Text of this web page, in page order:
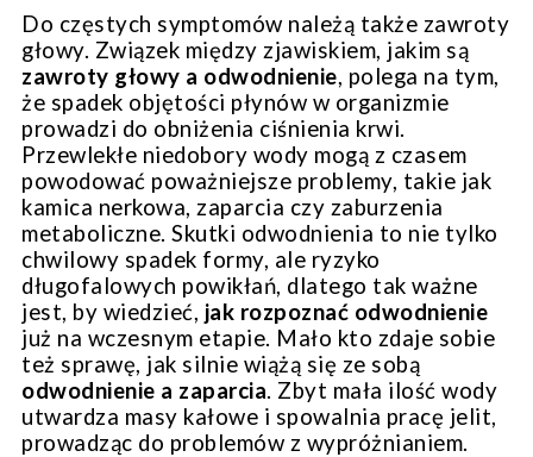
Do częstych symptomów należą także zawroty
głowy. Związek między zjawiskiem, jakim są
zawroty głowy a odwodnienie, polega na tym,
że spadek objętości płynów w organizmie
prowadzi do obniżenia ciśnienia krwi.
Przewlekłe niedobory wody mogą z czasem
powodować poważniejsze problemy, takie jak
kamica nerkowa, zaparcia czy zaburzenia
metaboliczne. Skutki odwodnienia to nie tylko
chwilowy spadek formy, ale ryzyko
długofalowych powikłań, dlatego tak ważne
jest, by wiedzieć, jak rozpoznać odwodnienie
już na wczesnym etapie. Mało kto zdaje sobie
też sprawę, jak silnie wiążą się ze sobą
odwodnienie a zaparcia. Zbyt mała ilość wody
utwardza masy kałowe i spowalnia pracę jelit,
prowadząc do problemów z wypróżnianiem.